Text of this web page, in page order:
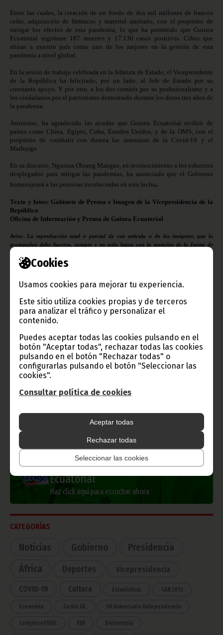
Cookies
Usamos cookies para mejorar tu experiencia.
Este sitio utiliza cookies propias y de terceros
para analizar el tráfico y personalizar el
contenido.
Puedes aceptar todas las cookies pulsando en el
botón "Aceptar todas", rechazar todas las cookies
pulsando en el botón "Rechazar todas" o
configurarlas pulsando el botón "Seleccionar las
cookies".
Consultar política de cookies
Aceptar todas
Rechazar todas
Seleccionar las cookies
Entre las cuales, la creación de un fondo de dos mil millones de francos
cefas, adquisición de fármacos y material sanitario, con el propósito de
mitigar los efectos de esta pandemia, lo que ha permitido que Guinea
Ecuatorial registrase 187 muertes y 17.130 casos positivos. Cifras que
sitúan a nuestro país como uno de los mejores en la gestión de esta
pandemia a nivel global.
En la sesión de trabajo celebrada en la Jefatura de Estado, el Vicepresidente
de la República ha felicitado, por un lado, al Jefe de Estado por su
constante apoyo. Y por otro, a los dos comités por su profesionalismo y a
los ciudadanos por el patriotismo demostrado durante los duros tres años de
la pandemia.
Asimismo, ha agradecido las ayudas que Guinea Ecuatorial recibió de
países como China, Egipto, Cuba, Estados Unidos, y de la OMS, con el
propósito de combatir con dureza las amenazas de la Covid-19 y el
Marburgo.
En su discurso, Nguema Obiang Mangue, en reconocimiento a los esfuerzos
desplegados para mitigar las pandemias, ha anunciado que el Gobierno
homenajeará a las personas involucradas en esta lucha.
Texto y fotos: Gabinete de Prensa e Imagen de la Vicepresidencia de la
República
Oficina de Información y Prensa de Guinea Ecuatorial
Aviso: La reproducción total o parcial de este artículo o de las imágenes que lo
acompañen debe hacerse, siempre y en todo lugar, con la mención de la fuente de
origen de la misma (Oficina de Información y Prensa de Guinea Ecuatorial).
Gobierno e Instituciones
Información de Guinea Ecuatorial
Radio Nacional de Guinea
Ecuatorial
Haz click aquí para escuchar ahora
CATEGORÍAS
Noticias Gobierno
Presidencia
África
Deportes Vicepresidencia
COVID-19 Cultura Estadísticas CAN 2015
Economía Gente GE 50 Aniversario Independencia
CongresoPDGE FIJA Bielorrusia